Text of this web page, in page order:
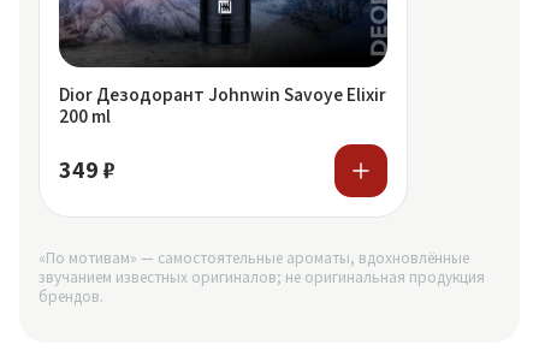
Dior Дезодорант Johnwin Savoye Elixir
200 ml
349 ₽
«По мотивам» — самостоятельные ароматы, вдохновлённые
звучанием известных оригиналов; не оригинальная продукция
брендов.